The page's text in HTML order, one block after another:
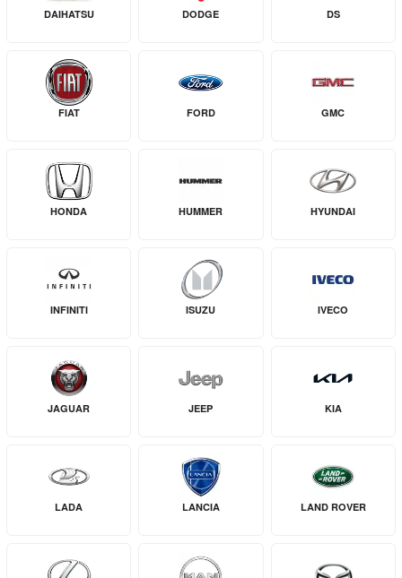
DAIHATSU DODGE DS
FIAT FORD GMC
HONDA HUMMER HYUNDAI
INFINITI ISUZU IVECO
JAGUAR JEEP KIA
LADA LANCIA LAND ROVER